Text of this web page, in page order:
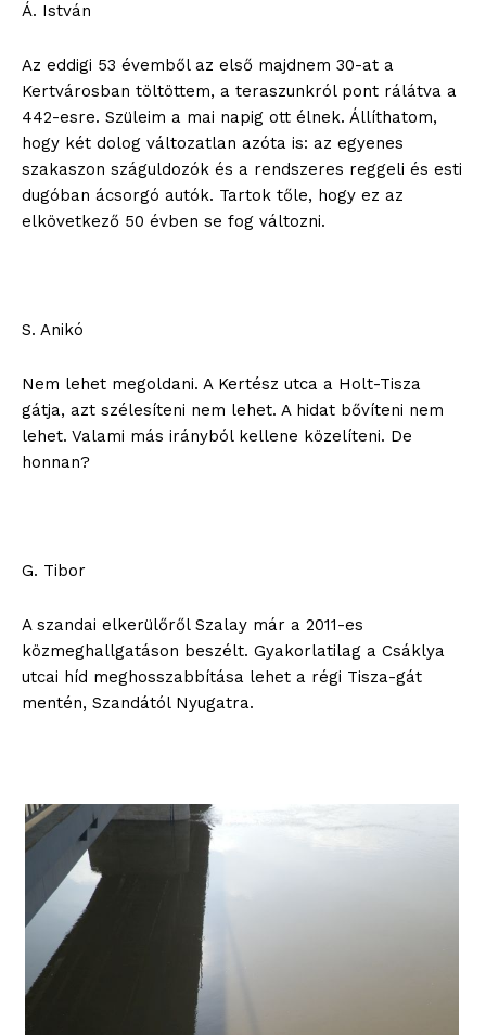
Á. István
Az eddigi 53 évemből az első majdnem 30-at a
Kertvárosban töltöttem, a teraszunkról pont rálátva a
442-esre. Szüleim a mai napig ott élnek. Állíthatom,
hogy két dolog változatlan azóta is: az egyenes
szakaszon száguldozók és a rendszeres reggeli és esti
dugóban ácsorgó autók. Tartok tőle, hogy ez az
elkövetkező 50 évben se fog változni.
S. Anikó
Nem lehet megoldani. A Kertész utca a Holt-Tisza
gátja, azt szélesíteni nem lehet. A hidat bővíteni nem
lehet. Valami más irányból kellene közelíteni. De
honnan?
G. Tibor
A szandai elkerülőről Szalay már a 2011-es
közmeghallgatáson beszélt. Gyakorlatilag a Csáklya
utcai híd meghosszabbítása lehet a régi Tisza-gát
mentén, Szandától Nyugatra.